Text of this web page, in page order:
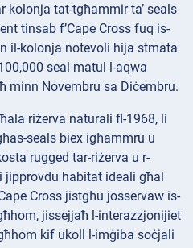
kolonja tat-tgħammir ta’ seals
tinsab f’Cape Cross fuq is-
il-kolonja notevoli hija stmata
seal matul l-aqwa
minn Novembru sa Diċembru.
riżerva naturali fl-1968, li
seals biex igħammru u
rugged tar-riżerva u r-
habitat ideali għal
Cross jistgħu josservaw is-
jissejjaħ l-interazzjonijiet
kif ukoll l-imġiba soċjali